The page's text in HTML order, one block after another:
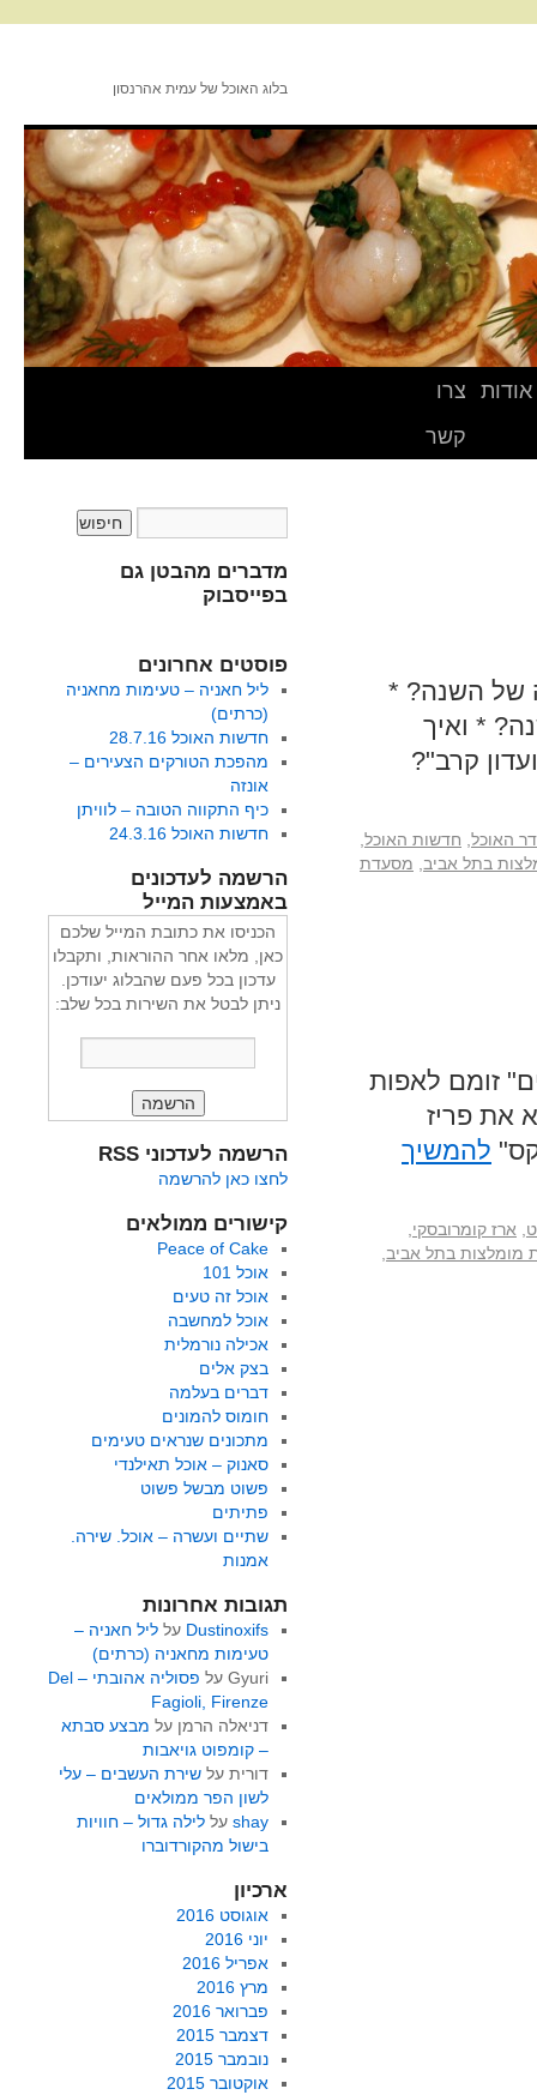
בלוג האוכל של עמית אהרנסון
אודות
צרו
קשר
של השנה? *
מהסביח לפתוח סניף ראשון אחרי 25 שנה? * ואיך
קרב"?
האוכל חדשות האוכל
בתל אביב
מסעדת
זומם לאפות
את פריז
להמשיך
ארז קומרובסקי
מומלצות בתל אביב
מדברים מהבטן גם
בפייסבוק
פוסטים אחרונים
ליל חאניה – טעימות מחאניה
(כרתים)
חדשות האוכל 28.7.16
מהפכת הטורקים הצעירים –
אונזה
כיף התקווה הטובה – לוויתן
חדשות האוכל 24.3.16
הרשמה לעדכונים
באמצעות המייל
הכניסו את כתובת המייל שלכם
כאן, מלאו אחר ההוראות, ותקבלו
עדכון בכל פעם שהבלוג יעודכן.
ניתן לבטל את השירות בכל שלב:
הרשמה לעדכוני RSS
לחצו כאן להרשמה
קישורים ממולאים
Peace of Cake
אוכל 101
אוכל זה טעים
אוכל למחשבה
אכילה נורמלית
בצק אלים
דברים בעלמה
חומוס להמונים
מתכונים שנראים טעימים
סאנוק – אוכל תאילנדי
פשוט מבשל פשוט
פתיתים
שתיים ועשרה – אוכל. שירה.
אמנות
תגובות אחרונות
Dustinoxifs על ליל חאניה –
טעימות מחאניה (כרתים)
Gyuriעל
פסוליה אהובתי – Del
Fagioli, Firenze
דניאלה הרמן על מבצע סבתא
– קומפוט גויאבות
דוריתעל שירת העשבים – עלי
לשון הפר ממולאים
shayעל לילה גדול – חוויות
בישול מהקורדוברו
ארכיון
אוגוסט 2016
יוני 2016
אפריל 2016
מרץ 2016
פברואר 2016
דצמבר 2015
נובמבר 2015
אוקטובר 2015